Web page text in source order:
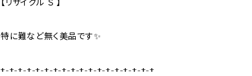
【リサイクル Ｓ 】
特に難など無く美品です✨️
+-+-+-+-+-+-+-+-+-+-+-+-+-+-+-+-+-+